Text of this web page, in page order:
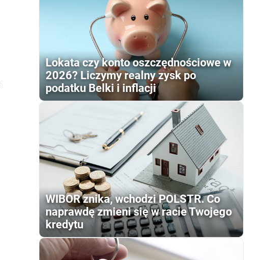
Lokata czy konto oszczędnościowe w
2026? Liczymy realny zysk po
podatku Belki i inflacji
WIBOR znika, wchodzi POLSTR. Co
naprawdę zmieni się w racie Twojego
kredytu